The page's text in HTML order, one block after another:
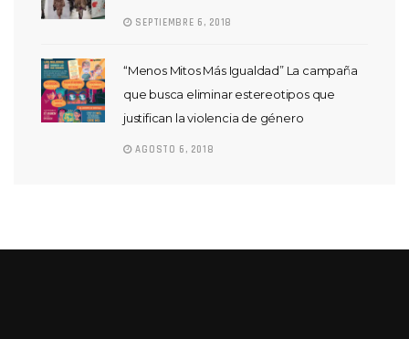
SEPTIEMBRE 6, 2018
“Menos Mitos Más Igualdad” La campaña
que busca eliminar estereotipos que
justifican la violencia de género
AGOSTO 6, 2018